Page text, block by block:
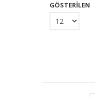
GÖSTERİLEN